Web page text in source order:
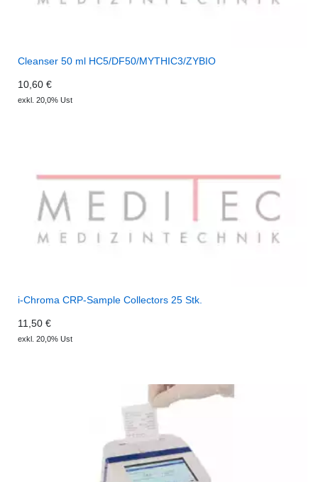
Cleanser 50 ml HC5/DF50/MYTHIC3/ZYBIO
10,60 €
exkl. 20,0% Ust
i-Chroma CRP-Sample Collectors 25 Stk.
11,50 €
exkl. 20,0% Ust